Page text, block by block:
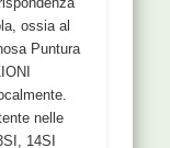
ossia al
Puntura
nelle
14SI